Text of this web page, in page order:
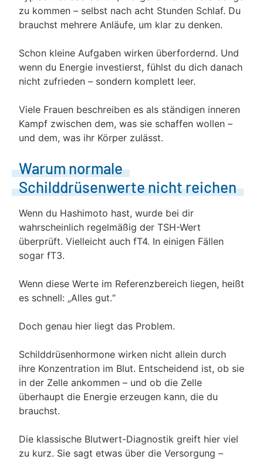
zu kommen – selbst nach acht Stunden Schlaf. Du
brauchst mehrere Anläufe, um klar zu denken.
Schon kleine Aufgaben wirken überfordernd. Und
wenn du Energie investierst, fühlst du dich danach
nicht zufrieden – sondern komplett leer.
Viele Frauen beschreiben es als ständigen inneren
Kampf zwischen dem, was sie schaffen wollen –
und dem, was ihr Körper zulässt.
Warum normale
Schilddrüsenwerte nicht reichen
Wenn du Hashimoto hast, wurde bei dir
wahrscheinlich regelmäßig der TSH-Wert
überprüft. Vielleicht auch fT4. In einigen Fällen
sogar fT3.
Wenn diese Werte im Referenzbereich liegen, heißt
es schnell: „Alles gut.“
Doch genau hier liegt das Problem.
Schilddrüsenhormone wirken nicht allein durch
ihre Konzentration im Blut. Entscheidend ist, ob sie
in der Zelle ankommen – und ob die Zelle
überhaupt die Energie erzeugen kann, die du
brauchst.
Die klassische Blutwert-Diagnostik greift hier viel
zu kurz. Sie sagt etwas über die Versorgung –